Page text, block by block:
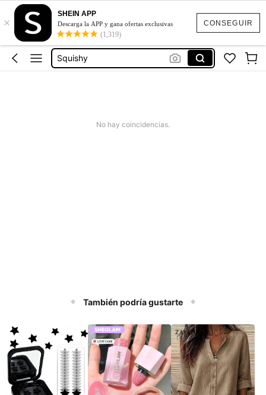
CONSEGUIR
×
SHEIN APP
Descarga la APP y gana ofertas exclusivas
(1,319)
Jeans Mujer
Squishies
Squishy
No hay coincidencias.
También podría gustarte